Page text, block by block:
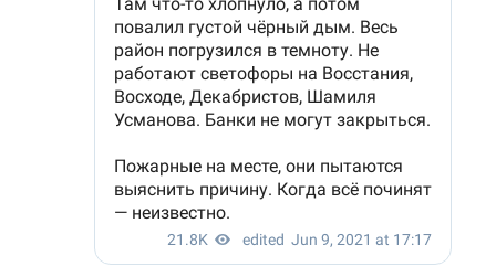
ХОККЕЙ С МЯЧОМ
ПРОИСШЕСТВИЯ